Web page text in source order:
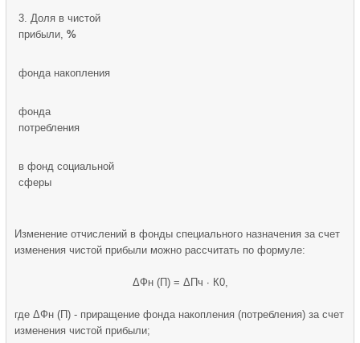
3. Доля в чистой
прибыли, %
фонда накопления
фонда
потребления
в фонд социальной
сферы
Изменение отчислений в фонды специального назначения за счет
изменения чистой прибыли можно рассчитать по формуле:
ΔФн (П) = ΔПч ∙ К0,
где ΔФн (П) - приращение фонда накопления (потребления) за счет
изменения чистой прибыли;